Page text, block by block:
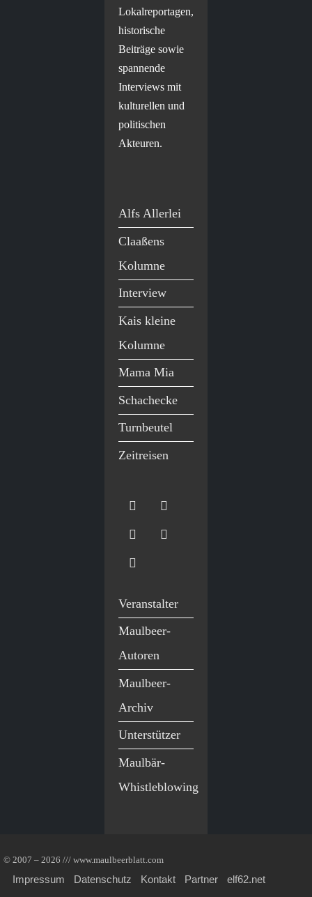
Lokalreportagen,
historische
Beiträge sowie
spannende
Interviews mit
kulturellen und
politischen
Akteuren.
Alfs Allerlei
Claaßens
Kolumne
Interview
Kais kleine
Kolumne
Mama Mia
Schachecke
Turnbeutel
Zeitreisen
Veranstalter
Maulbeer-
Autoren
Maulbeer-
Archiv
Unterstützer
Maulbär-
Whistleblowing
© 2007 – 2026 /// www.maulbeerblatt.com
Impressum Datenschutz Kontakt Partner elf62.net